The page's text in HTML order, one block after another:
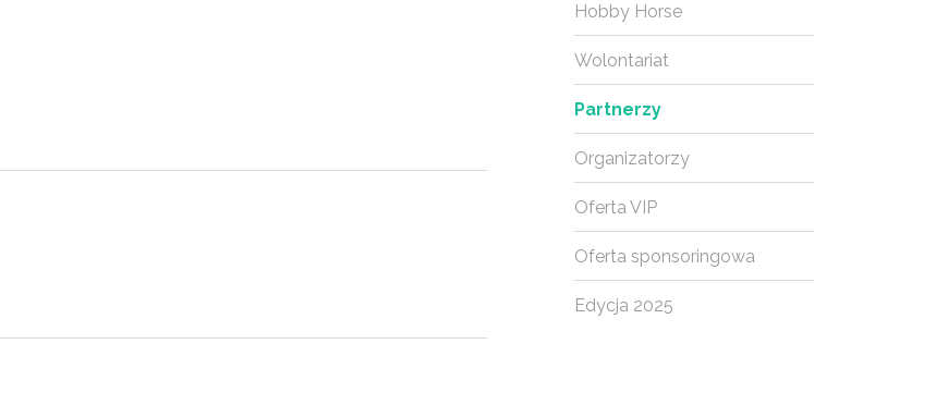
Hobby Horse
Wolontariat
Partnerzy
Organizatorzy
Oferta VIP
Oferta sponsoringowa
Edycja 2025